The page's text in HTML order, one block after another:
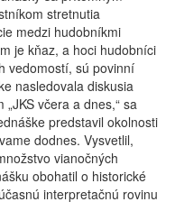
stretnutia
medzi hudobníkmi
je kňaz, a hoci hudobníci
vedomostí, sú povinní
nasledovala diskusia
včera a dnes,“ sa
predstavil okolnosti
dodnes. Vysvetlil,
vianočných
obohatil o historické
interpretačnú rovinu